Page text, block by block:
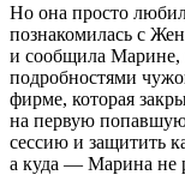
Но она просто
познакомилась с
и сообщила Марине,
подробностями
фирме, которая
на первую
сессию и защитить
а куда — Марина не